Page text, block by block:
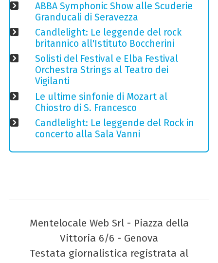
ABBA Symphonic Show alle Scuderie
Granducali di Seravezza
Candlelight: Le leggende del rock
britannico all'Istituto Boccherini
Solisti del Festival e Elba Festival
Orchestra Strings al Teatro dei
Vigilanti
Le ultime sinfonie di Mozart al
Chiostro di S. Francesco
Candlelight: Le leggende del Rock in
concerto alla Sala Vanni
Mentelocale Web Srl - Piazza della
Vittoria 6/6 - Genova
Testata giornalistica registrata al